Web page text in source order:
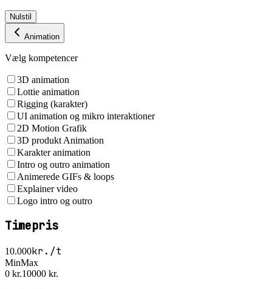
Nulstil
Animation
Vælg kompetencer
3D animation
Lottie animation
Rigging (karakter)
UI animation og mikro interaktioner
2D Motion Grafik
3D produkt Animation
Karakter animation
Intro og outro animation
Animerede GIFs & loops
Explainer video
Logo intro og outro
Timepris
10.000kr./t
MinMax
0 kr.10000 kr.